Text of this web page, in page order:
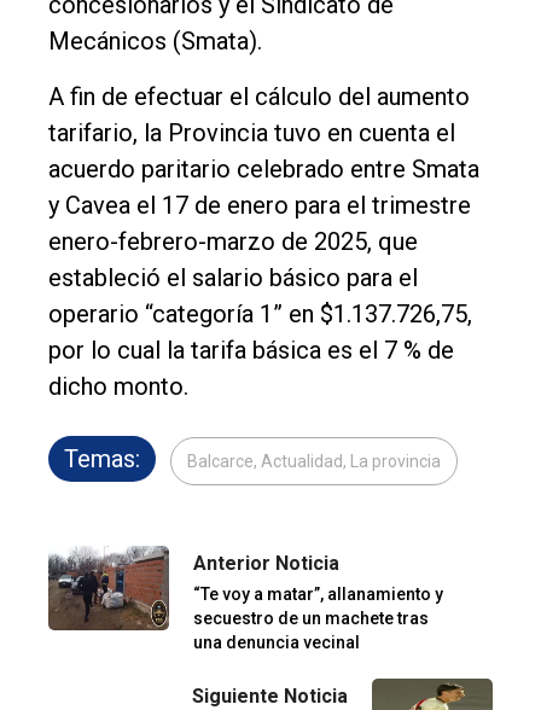
Mecánicos (Smata).
A fin de efectuar el cálculo del aumento
tarifario, la Provincia tuvo en cuenta el
acuerdo paritario celebrado entre Smata
y Cavea el 17 de enero para el trimestre
enero-febrero-marzo de 2025, que
estableció el salario básico para el
operario “categoría 1” en $1.137.726,75,
por lo cual la tarifa básica es el 7 % de
dicho monto.
Temas: Balcarce, Actualidad, La provincia
Anterior Noticia
“Te voy a matar”, allanamiento y
secuestro de un machete tras
una denuncia vecinal
Siguiente Noticia